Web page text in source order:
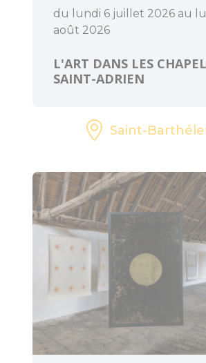
du lundi 6 juillet 2026 au
août 2026
L'ART DANS LES
SAINT-ADRIEN
Saint-